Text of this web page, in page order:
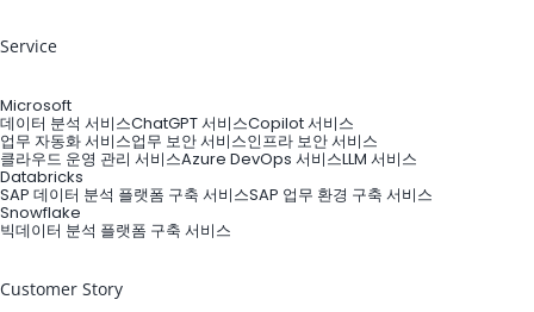
Service
Microsoft
데이터 분석 서비스ChatGPT 서비스Copilot 서비스
업무 자동화 서비스업무 보안 서비스인프라 보안 서비스
클라우드 운영 관리 서비스Azure DevOps 서비스LLM 서비스
Databricks
SAP 데이터 분석 플랫폼 구축 서비스SAP 업무 환경 구축 서비스
Snowflake
빅데이터 분석 플랫폼 구축 서비스
Customer Story